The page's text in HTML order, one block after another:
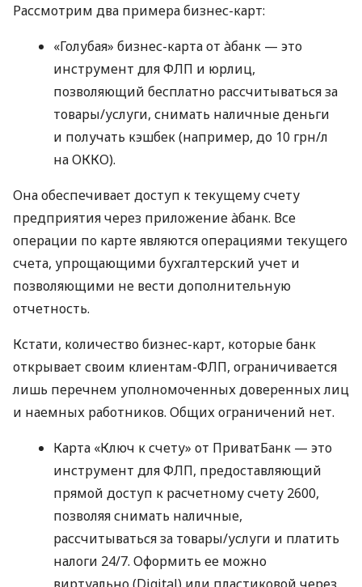
Рассмотрим два примера бизнес-карт:
«Голубая» бизнес-карта от àбанк — это
инструмент для ФЛП и юрлиц,
позволяющий бесплатно рассчитываться за
товары/услуги, снимать наличные деньги
и получать кэшбек (например, до 10 грн/л
на ОККО).
Она обеспечивает доступ к текущему счету
предприятия через приложение àбанк. Все
операции по карте являются операциями текущего
счета, упрощающими бухгалтерский учет и
позволяющими не вести дополнительную
отчетность.
Кстати, количество бизнес-карт, которые банк
открывает своим клиентам-ФЛП, ограничивается
лишь перечнем уполномоченных доверенных лиц
и наемных работников. Общих ограничений нет.
Карта «Ключ к счету» от ПриватБанк — это
инструмент для ФЛП, предоставляющий
прямой доступ к расчетному счету 2600,
позволяя снимать наличные,
рассчитываться за товары/услуги и платить
налоги 24/7. Оформить ее можно